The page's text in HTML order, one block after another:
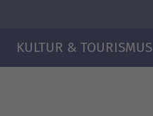
KULTUR & TOURISMUS